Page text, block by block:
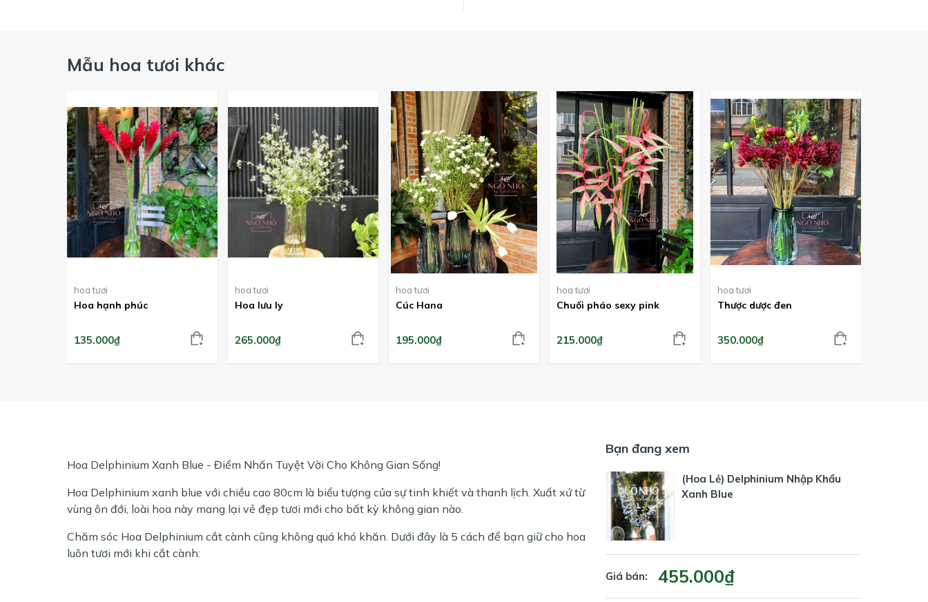
Mẫu hoa tươi khác
hoa tươi
Hoa hạnh phúc
135.000₫
hoa tươi
Hoa lưu ly
265.000₫
hoa tươi
Cúc Hana
195.000₫
hoa tươi
Chuối pháo sexy pink
215.000₫
hoa tươi
Thược dược đen
350.000₫
Hoa Delphinium Xanh Blue - Điểm Nhấn Tuyệt Vời Cho Không Gian Sống!
Hoa Delphinium xanh blue với chiều cao 80cm là biểu tượng của sự tinh khiết và thanh lịch. Xuất xứ từ
vùng ôn đới, loài hoa này mang lại vẻ đẹp tươi mới cho bất kỳ không gian nào.
Chăm sóc Hoa Delphinium cắt cành cũng không quá khó khăn. Dưới đây là 5 cách để bạn giữ cho hoa
luôn tươi mới khi cắt cành:
Bạn đang xem
(Hoa Lẻ) Delphinium Nhập Khẩu
Xanh Blue
Giá bán: 455.000₫